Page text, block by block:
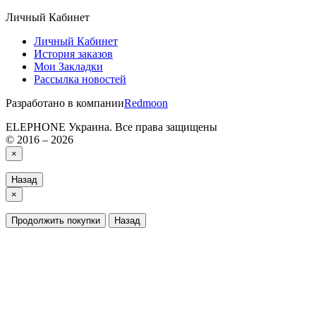
Личный Кабинет
Личный Кабинет
История заказов
Мои Закладки
Рассылка новостей
Разработано в компанииRedmoon
ELEPHONE Украина. Все права защищены
© 2016 – 2026
×
Назад
×
Продолжить покупки Назад